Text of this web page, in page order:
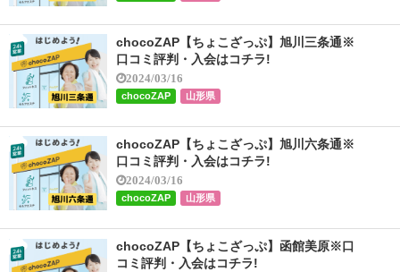
chocoZAP【ちょこざっぷ】旭川三条通※
口コミ評判・入会はコチラ!
2024/03/16
chocoZAP 山形県
chocoZAP【ちょこざっぷ】旭川六条通※
口コミ評判・入会はコチラ!
2024/03/16
chocoZAP 山形県
chocoZAP【ちょこざっぷ】函館美原※口
コミ評判・入会はコチラ!